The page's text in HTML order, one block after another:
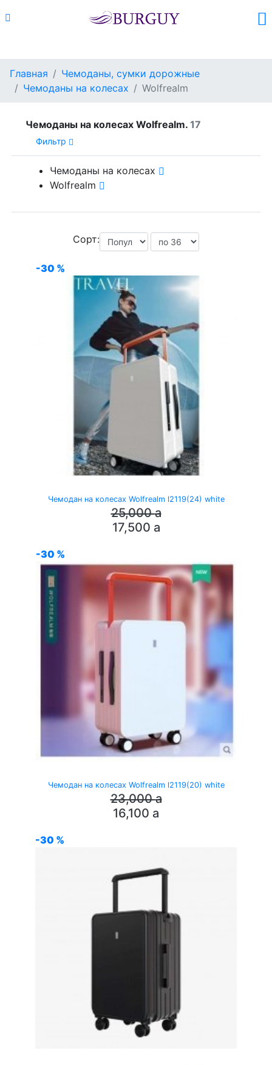
Главная
Чемоданы, сумки дорожные
Чемоданы на колесах
Wolfrealm
Чемоданы на колесах Wolfrealm. 17
Фильтр
Чемоданы на колесах
Wolfrealm
Сорт:
-30 %
Чемодан на колесах Wolfrealm l2119(24) white
25,000a
17,500 a
-30 %
Чемодан на колесах Wolfrealm l2119(20) white
23,000a
16,100 a
-30 %